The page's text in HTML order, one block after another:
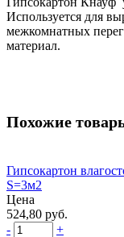
Используется для
межкомнатных
материал.
Похожие
Гипсокартон
S=3м2
Цена
524,80 руб.
-
+